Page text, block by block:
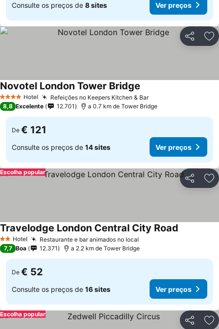
Consulte os preços de 8 sites Ver preços
Partilhar
4 EstrelasHotel Refeições no Keepers Kitchen & Bar
Novotel London Tower Bridge
8,8 Excelente 12.701 a 0.7 km de Tower Bridge
De € 121
Consulte os preços de 14 sites Ver preços
Partilhar
Escolha popular
2 Estrelas
Hotel Restaurante e bar animados no local
Travelodge London Central City Road
7,7 Boa 12.371 a 2.2 km de Tower Bridge
De € 52
Consulte os preços de 16 sites Ver preços
Partilhar
Escolha popular